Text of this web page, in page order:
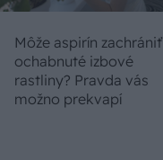
Môže aspirín zachrániť
ochabnuté izbové
rastliny? Pravda vás
možno prekvapí